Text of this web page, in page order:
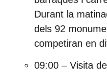
Durant la
dels 92
competiran en
09:00 – Visita